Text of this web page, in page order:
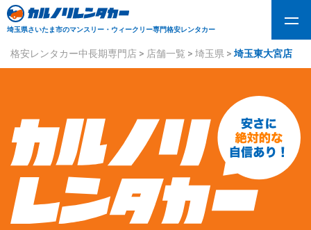
埼玉県さいたま市のマンスリー・ウィークリー専門格安レンタカー
格安レンタカー中長期専門店 > 店舗一覧 > 埼玉県 > 埼玉東大宮店